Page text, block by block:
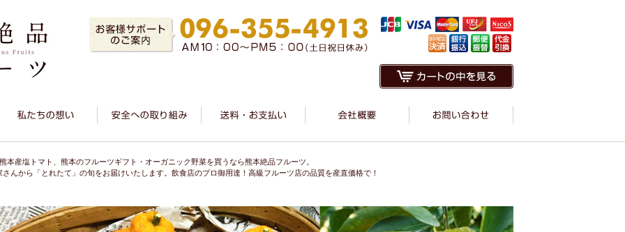
本産塩トマト、熊本のフルーツギフト・オーガニック野菜を買うなら熊本絶品フルーツ。
んから「とれたて」の旬をお届けいたします。飲食店のプロ御用達！高級フルーツ店の品質を産直価格で！